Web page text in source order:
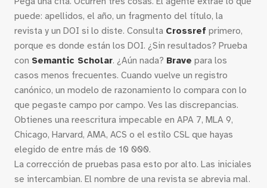
puede: apellidos, el año, un fragmento del título, la
revista y un DOI si lo diste. Consulta Crossref primero,
porque es donde están los DOI. ¿Sin resultados? Prueba
con Semantic Scholar. ¿Aún nada? Brave para los
casos menos frecuentes. Cuando vuelve un registro
canónico, un modelo de razonamiento lo compara con lo
que pegaste campo por campo. Ves las discrepancias.
Obtienes una reescritura impecable en APA 7, MLA 9,
Chicago, Harvard, AMA, ACS o el estilo CSL que hayas
elegido de entre más de 10 000.
La corrección de pruebas pasa esto por alto. Las iniciales
se intercambian. El nombre de una revista se abrevia mal.